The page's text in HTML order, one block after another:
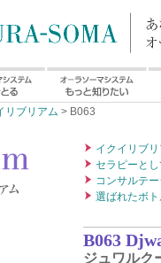
リブリアム > B063
イクイリブ
セラピーと
コンサルテ
選ばれたボ
B063
ジュワルク